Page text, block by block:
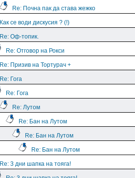
Re: Почна пак да става жежко
Как се води дискусия ? (!)
Re: Оф-топик.
Re: Отговор на Рокси
Re: Призив на Тортурач +
Re: Гога
Re: Гога
Re: Лутом
Re: Бан на Лутом
Re: Бан на Лутом
Re: Бан на Лутом
Re: 3 дни шапка на тояга!